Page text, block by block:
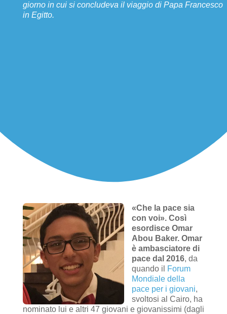
giorno in cui si concludeva il viaggio di Papa Francesco
in Egitto.
«Che la pace sia
con voi». Così
esordisce Omar
Abou Baker. Omar
è ambasciatore di
pace dal 2016, da
quando il
Forum
Mondiale della
pace per i giovani,
svoltosi al Cairo, ha
nominato lui e altri 47 giovani e giovanissimi (dagli